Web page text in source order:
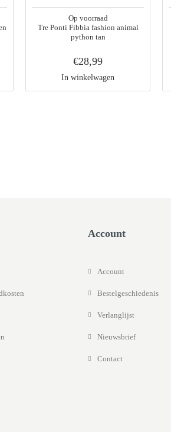
Op voorraad
Tre Ponti Fibbia fashion animal
python tan
€28,99
In winkelwagen
Account
Account
Bestelgeschiedenis
Verlanglijst
Nieuwsbrief
Contact